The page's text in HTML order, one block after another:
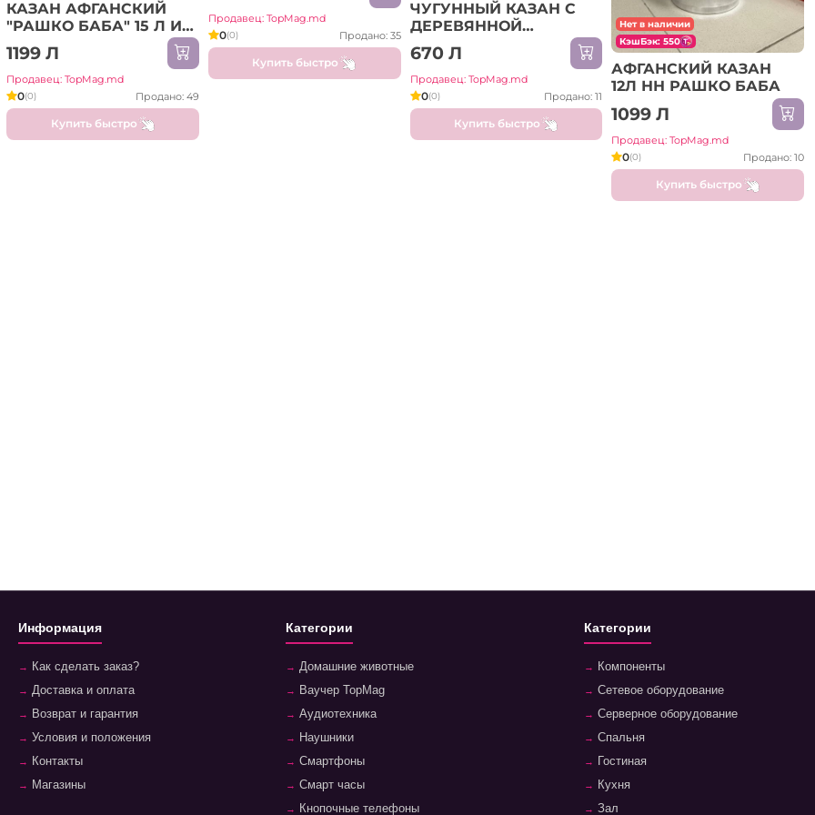
КАЗАН АФГАНСКИЙ
"РАШКО БАБА" 15 Л ИЗ
ПИЩЕВОГО
АЛЮМИНИЯ (SB15K)
1199 Л
Продавец: TopMag.md
0(0) Продано: 49
Купить быстро
Продавец: TopMag.md
0(0) Продано: 35
Купить быстро
ЧУГУННЫЙ КАЗАН С
ДЕРЕВЯННОЙ
КРЫШКОЙ 32 СМ (KZN-
32CM)
670 Л
Продавец: TopMag.md
0(0) Продано: 11
Купить быстро
Нет в наличии
КэшБэк: 550
АФГАНСКИЙ КАЗАН
12Л НН РАШКО БАБА
1099 Л
Продавец: TopMag.md
0(0) Продано: 10
Купить быстро
Информация
Как сделать заказ?
Доставка и оплата
Возврат и гарантия
Условия и положения
Контакты
Магазины
Категории
Домашние животные
Ваучер TopMag
Аудиотехника
Наушники
Смартфоны
Смарт часы
Кнопочные телефоны
Категории
Компоненты
Сетевое оборудование
Серверное оборудование
Спальня
Гостиная
Кухня
Зал